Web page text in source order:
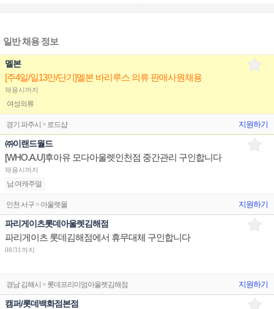
일반 채용 정보
멜본
[주4일/일13만/단기]멜본 바리루스 의류 판매사원채용
채용시까지
여성의류
경기 파주시 > 로드샵 지원하기
㈜이랜드월드
[WHO.A.U]후아유 모다아울렛인천점 중간관리 구인합니다
채용시까지
남.여캐주얼
인천 서구 > 아울렛몰 지원하기
파리게이츠롯데아울렛김해점
파리게이츠 롯데김해점에서 휴무대체 구인합니다
08/31까지
경남 김해시 > 롯데프리미엄아울렛김해점 지원하기
캠퍼/롯데백화점본점